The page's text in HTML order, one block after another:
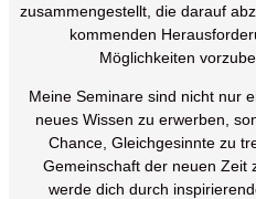
zusammengestellt, die darauf
kommenden
Möglichkeiten
Meine Seminare sind nicht nur
neues Wissen zu erwerben,
Chance, Gleichgesinnte zu
Gemeinschaft der neuen Zeit
werde dich durch